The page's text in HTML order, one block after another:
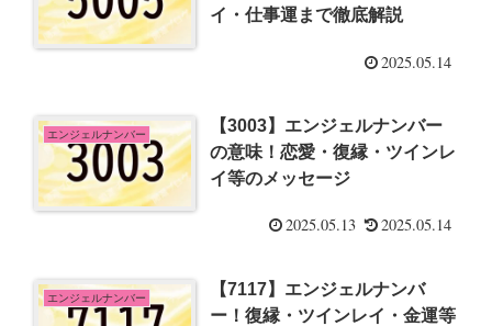
イ・仕事運まで徹底解説
2025.05.14
エンジェルナンバー
【3003】エンジェルナンバー
の意味！恋愛・復縁・ツインレ
イ等のメッセージ
2025.05.13 2025.05.14
エンジェルナンバー
【7117】エンジェルナンバ
ー！復縁・ツインレイ・金運等